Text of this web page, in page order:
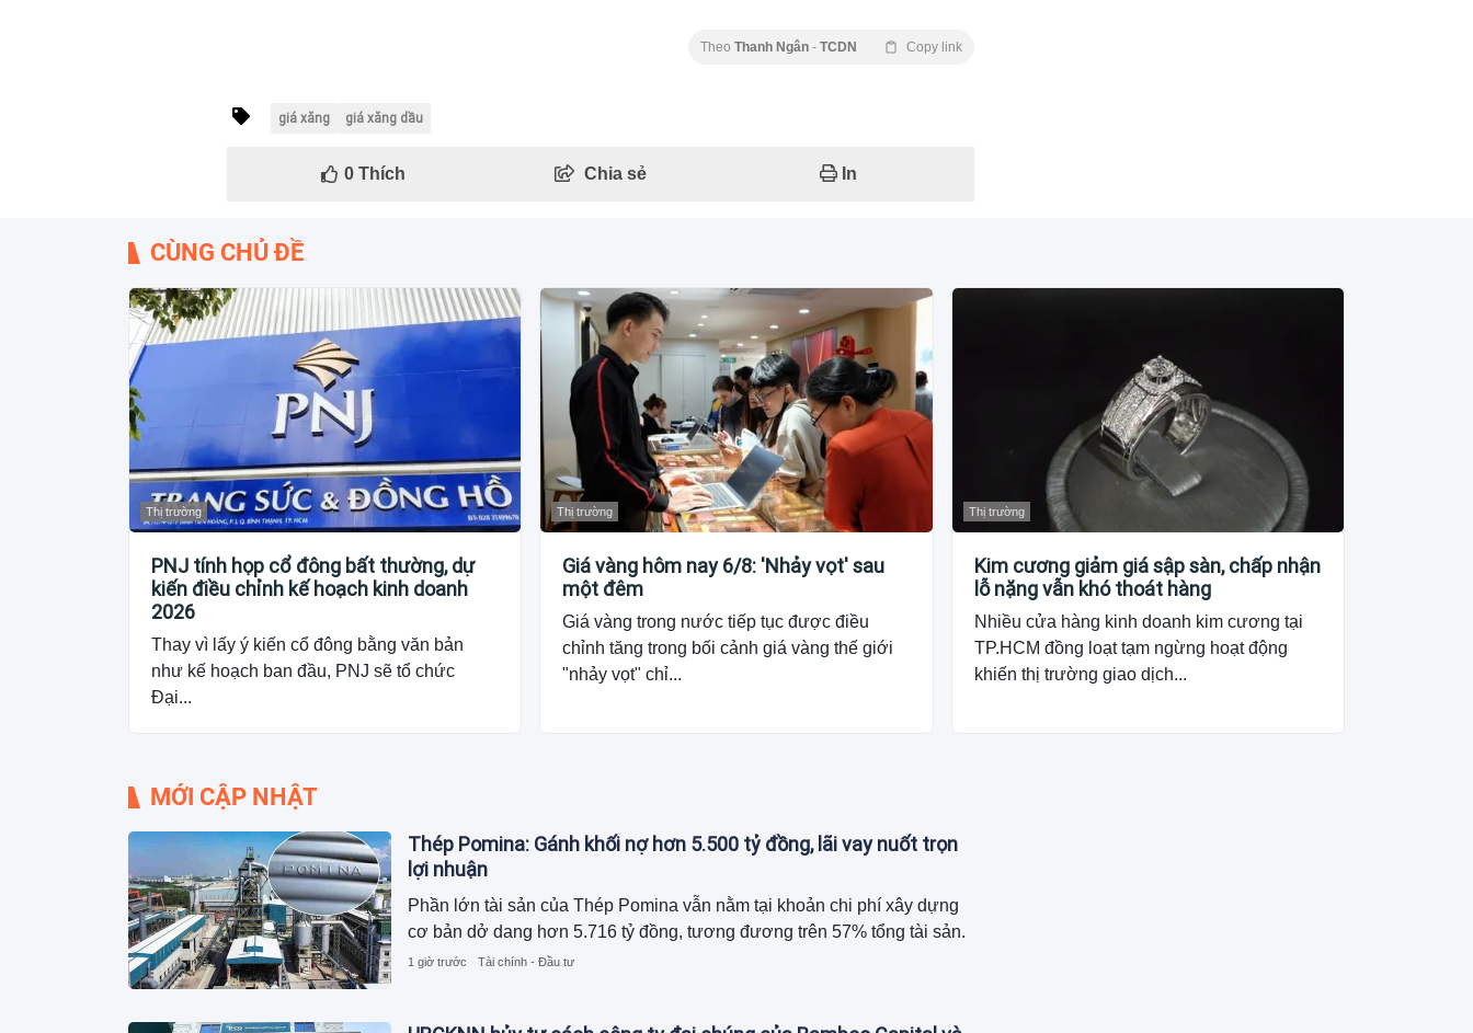
Theo Thanh Ngân - TCDN Copy link
giá xăng giá xăng dầu
0Thích Chia sẻ In
CÙNG CHỦ ĐỀ
Thị trường
PNJ tính họp cổ đông bất thường, dự
kiến điều chỉnh kế hoạch kinh doanh
2026
Thay vì lấy ý kiến cổ đông bằng văn bản
như kế hoạch ban đầu, PNJ sẽ tổ chức
Đại...
Thị trường
Giá vàng hôm nay 6/8: 'Nhảy vọt' sau
một đêm
Giá vàng trong nước tiếp tục được điều
chỉnh tăng trong bối cảnh giá vàng thế giới
"nhảy vọt" chỉ...
Thị trường
Kim cương giảm giá sập sàn, chấp nhận
lỗ nặng vẫn khó thoát hàng
Nhiều cửa hàng kinh doanh kim cương tại
TP.HCM đồng loạt tạm ngừng hoạt động
khiến thị trường giao dịch...
MỚI CẬP NHẬT
Thép Pomina: Gánh khối nợ hơn 5.500 tỷ đồng, lãi vay nuốt trọn
lợi nhuận
Phần lớn tài sản của Thép Pomina vẫn nằm tại khoản chi phí xây dựng
cơ bản dở dang hơn 5.716 tỷ đồng, tương đương trên 57% tổng tài sản.
1 giờ trước Tài chính - Đầu tư